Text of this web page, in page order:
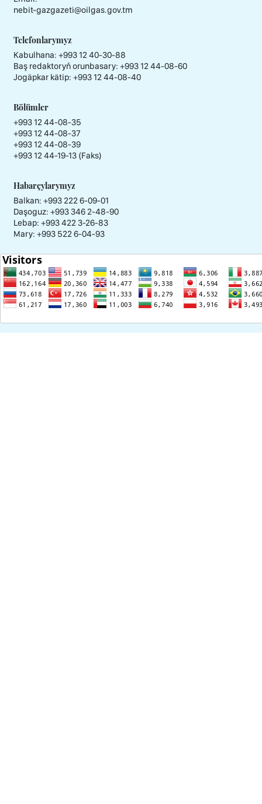
nebit-gazgazeti@oilgas.gov.tm
Telefonlarymyz
Kabulhana: +993 12 40-30-88
Baş redaktoryň orunbasary: +993 12 44-08-60
Jogäpkar kätip: +993 12 44-08-40
Bölümler
+993 12 44-08-35
+993 12 44-08-37
+993 12 44-08-39
+993 12 44-19-13 (Faks)
Habarçylarymyz
Balkan: +993 222 6-09-01
Daşoguz: +993 346 2-48-90
Lebap: +993 422 3-26-83
Mary: +993 522 6-04-93